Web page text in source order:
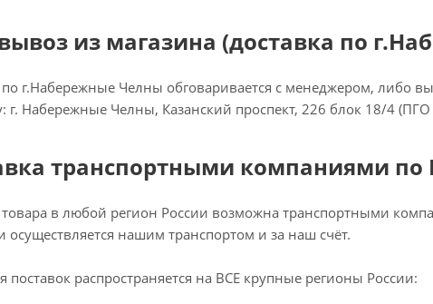
из магазина (доставка по
по г.Набережные Челны обговаривается с менеджером, либо
г. Набережные Челны, Казанский проспект, 226 блок 18/4
транспортными компаниями по
товара в любой регион России возможна транспортными
осуществляется нашим транспортом и за наш счёт.
поставок распространяется на ВСЕ крупные регионы России: